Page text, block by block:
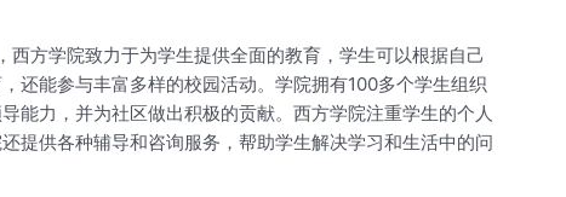
方学院致力于为学生提供全面的教育，学生可以根据自己
还能参与丰富多样的校园活动。学院拥有100多个学生组织
能力，并为社区做出积极的贡献。西方学院注重学生的个人
提供各种辅导和咨询服务，帮助学生解决学习和生活中的问